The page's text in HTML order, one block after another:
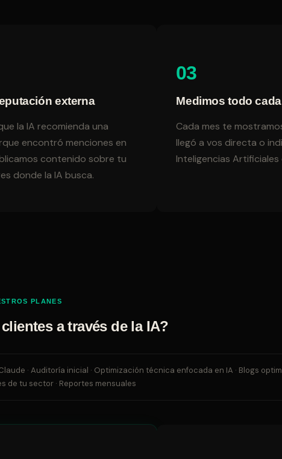
externa
la IA recomienda una
encontró menciones en
contenido sobre tu
donde la IA busca.
03
Medimos todo
Cada mes te
llegó a vos directa o
Inteligencias Artificiales
PLANES
a través de la IA?
· Auditoría inicial · Optimización técnica enfocada en IA · Blogs
de tu sector · Reportes mensuales